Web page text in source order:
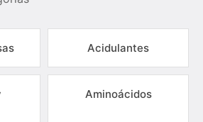
Acidulantes
Aminoácidos